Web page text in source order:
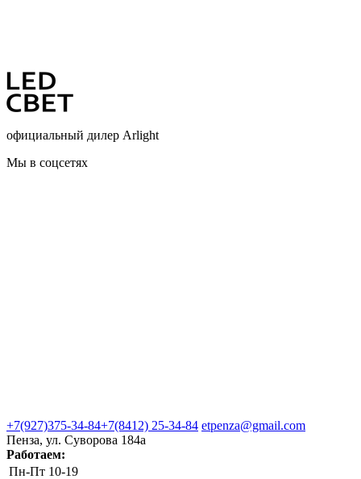
официальный дилер Arlight
Мы в соцсетях
+7(927)375-34-84+7(8412) 25-34-84 etpenza@gmail.com
Пенза, ул. Cуворова 184а
Работаем:
Пн-Пт 10-19